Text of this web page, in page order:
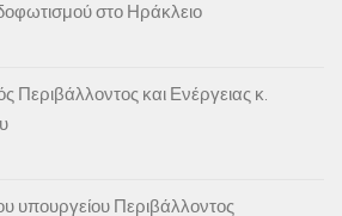
στο Ηράκλειο
Περιβάλλοντος και Ενέργειας κ.
υπουργείου Περιβάλλοντος